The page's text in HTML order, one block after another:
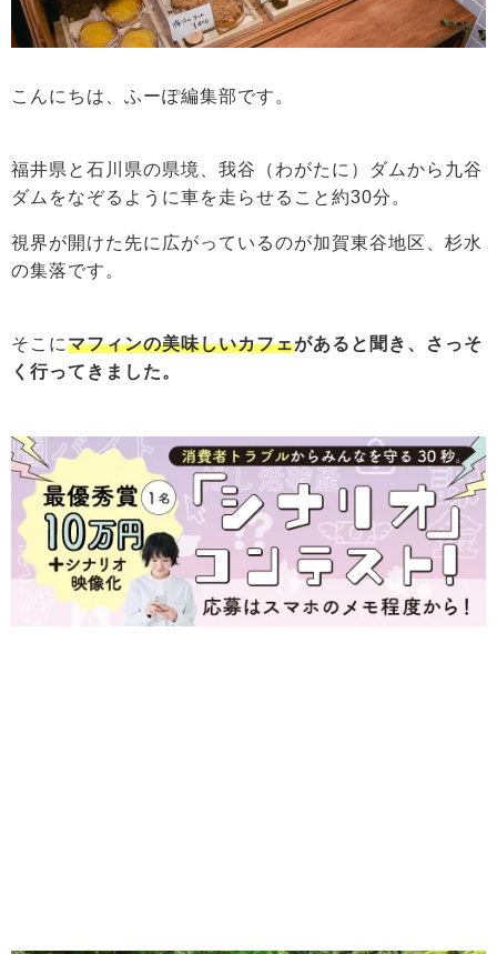
こんにちは、ふーぽ編集部です。
福井県と石川県の県境、我谷（わがたに）ダムから九谷
ダムをなぞるように車を走らせること約30分。
視界が開けた先に広がっているのが加賀東谷地区、杉水
の集落です。
そこにマフィンの美味しいカフェがあると聞き、さっそ
く行ってきました。